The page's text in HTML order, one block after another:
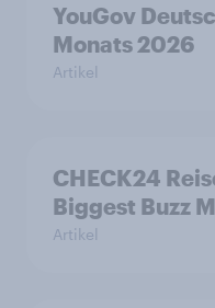
YouGov
Monats 2026
Artikel
CHECK24
Biggest Buzz
Artikel